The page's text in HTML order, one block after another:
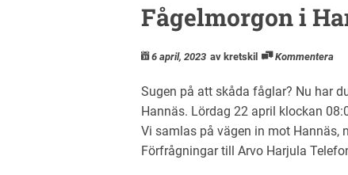
Fågelmorgon i
6 april, 2023 av kretskil Kommentera
Sugen på att skåda fåglar? Nu har
Hannäs. Lördag 22 april klockan
Vi samlas på vägen in mot Hannäs,
Förfrågningar till Arvo Harjula